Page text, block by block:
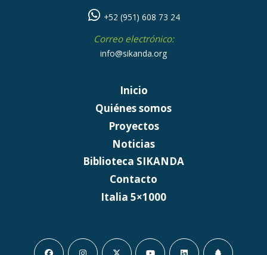
+52 (951) 608 73 24
Correo electrónico:
info@sikanda.org
Inicio
Quiénes somos
Proyectos
Noticias
Biblioteca SIKANDA
Contacto
Italia 5×1000